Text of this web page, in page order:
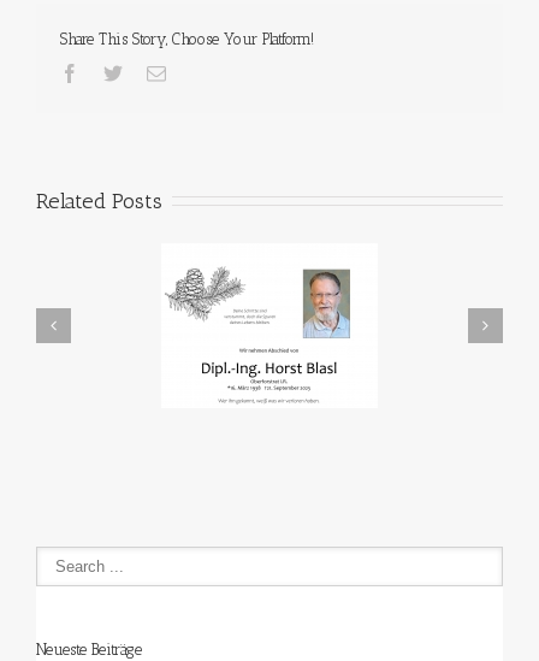
Share This Story, Choose Your Platform!
Related Posts
Den Fischen auf der Spur
Neueste Beiträge